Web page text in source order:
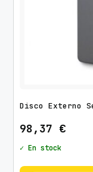
Disco Externo
98,37 €
✓ En stock